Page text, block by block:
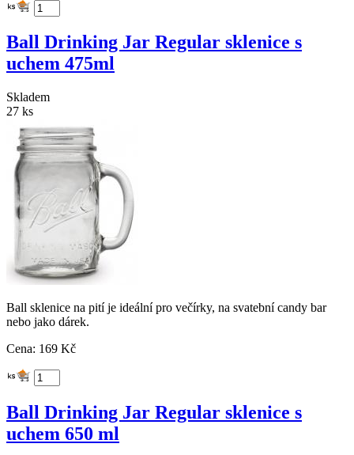
Ball Drinking Jar Regular sklenice s
uchem 475ml
Skladem
27 ks
Ball sklenice na pití je ideální pro večírky, na svatební candy bar
nebo jako dárek.
Cena: 169 Kč
Ball Drinking Jar Regular sklenice s
uchem 650 ml